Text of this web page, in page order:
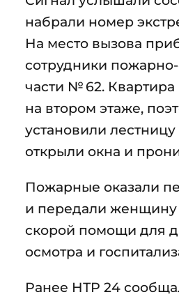
набрали номер
На место вызова
сотрудники
части № 62. Квартира
на втором этаже,
установили
открыли окна и
Пожарные оказали
и передали женщину
скорой помощи для
осмотра и
Ранее НТР 24